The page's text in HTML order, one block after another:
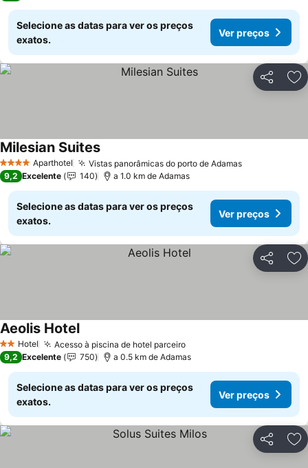
Selecione as datas para ver os preços
exatos.
Ver preços
Partilhar
4 EstrelasAparthotel Vistas panorâmicas do porto de Adamas
Milesian Suites
9,2 Excelente 140 a 1.0 km de Adamas
Selecione as datas para ver os preços
exatos.
Ver preços
Partilhar
2 Estrelas
Hotel Acesso à piscina de hotel parceiro
Aeolis Hotel
9,2 Excelente 750 a 0.5 km de Adamas
Selecione as datas para ver os preços
exatos.
Ver preços
Partilhar